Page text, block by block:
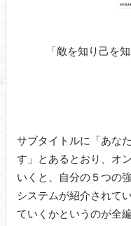
「敵を知り己を
サブタイトルに「あな
す」とあるとおり、オ
いくと、自分の５つの
システムが紹介されて
ていくかというのが全